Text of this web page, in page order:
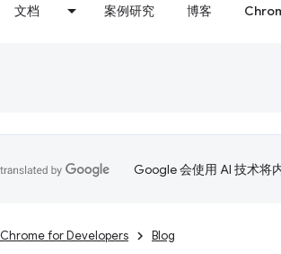
文档 案例研究 博客
Google 会使用 AI 技术将
Chrome for Developers Blog